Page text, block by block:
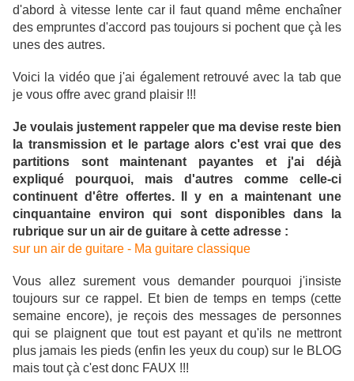
d'abord à vitesse lente car il faut quand même enchaîner
des empruntes d'accord pas toujours si pochent que çà les
unes des autres.
Voici la vidéo que j'ai également retrouvé avec la tab que
je vous offre avec grand plaisir !!!
Je voulais justement rappeler que ma devise reste bien
la transmission et le partage alors c'est vrai que des
partitions sont maintenant payantes et j'ai déjà
expliqué pourquoi, mais d'autres comme celle-ci
continuent d'être offertes. Il y en a maintenant une
cinquantaine environ qui sont disponibles dans la
rubrique sur un air de guitare à cette adresse :
sur un air de guitare - Ma guitare classique
Vous allez surement vous demander pourquoi j'insiste
toujours sur ce rappel. Et bien de temps en temps (cette
semaine encore), je reçois des messages de personnes
qui se plaignent que tout est payant et qu'ils ne mettront
plus jamais les pieds (enfin les yeux du coup) sur le BLOG
mais tout çà c'est donc FAUX !!!